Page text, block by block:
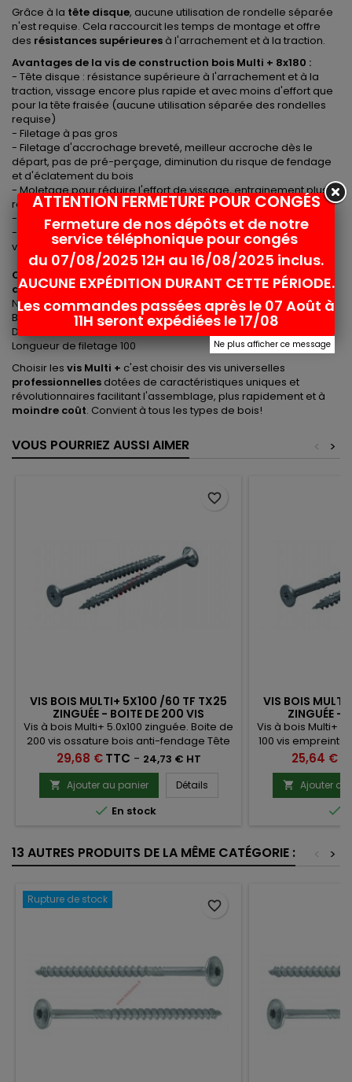
Grâce à la tête disque, aucune utilisation de rondelle séparée
n'est requise. Cela raccourcit les temps de montage et offre
des résistances supérieures à l'arrachement et à la traction.
Avantages de la vis de construction bois Multi + 8x180 :
- Tête disque : résistance supérieure à l'arrachement et à la
traction, vissage encore plus rapide et avec moins d'effort que
pour la tête fraisée (aucune utilisation séparée des rondelles
requise)
- Filetage à pas gros
- Filetage d'accrochage breveté, meilleur accroche dès le
départ, pas de pré-perçage, diminution du risque de fendage
et d'éclatement du bois
- Moletage pour réduire l'effort de vissage, entrainement plus
rapide, gain d'énergie et de temps
- Aucun pré-perçage requis
- La partie de frottement réduit qui diminue la résistance au
vissage.
Caractéristiques de la vis charpente multi+ 8 x 180 Tête
disque :
Norme CE, ETA 12/0373
Boite de 50 Vis Torx 40
Dimension 8x180
Longueur de filetage 100
Choisir les vis Multi + c'est choisir des vis universelles
professionnelles dotées de caractéristiques uniques et
révolutionnaires facilitant l'assemblage, plus rapidement et à
moindre coût. Convient à tous les types de bois!
VOUS POURRIEZ AUSSI AIMER >
<
VIS BOIS MULTI+ 5X100 /60 TF TX25
ZINGUÉE - BOITE DE 200 VIS
Vis à bois Multi+ 5.0x100 zinguée. Boite de
200 vis ossature bois anti-fendage Tête
fraisé Torx 25 ttap
Prix
29,68 € TTC - 24,73 € HT
 Ajouter au panier Détails
 En stock
favorite_border
VIS BOIS
ZINGUÉE -
Vis à bois Multi+
100 vis empreinte
Prix
25,64 €
 Ajouter au

13 AUTRES PRODUITS DE LA MÊME CATÉGORIE : >
<
Rupture de stock favorite_border
ATTENTION FERMETURE POUR CONGÉS
Fermeture de nos dépôts et de notre
service téléphonique pour congés
du 07/08/2025 12H au 16/08/2025 inclus.
AUCUNE EXPÉDITION DURANT CETTE PÉRIODE.
Les commandes passées après le 07 Août à
11H seront expédiées le 17/08
Ne plus afficher ce message